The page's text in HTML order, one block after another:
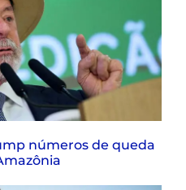
números de queda